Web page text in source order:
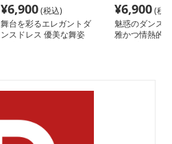
¥6,900(税込)
舞台を彩るエレガントダ
ンスドレス 優美な舞姿
¥6,900(税
魅惑のダンス
雅かつ情熱的